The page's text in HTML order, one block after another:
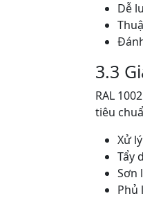
Dễ
3.3
RAL
tiêu
Xử
Tẩy
Sơn
Phủ